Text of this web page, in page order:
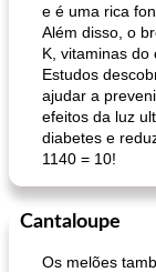
e é uma rica
Além disso, o
K, vitaminas do
Estudos
ajudar a
efeitos da luz
diabetes e
1140 = 10!
Cantaloupe
Os melões